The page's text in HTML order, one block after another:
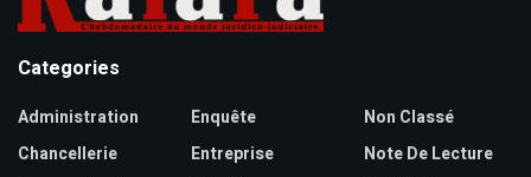
Categories
Administration
Chancellerie
Enquête
Entreprise
Non Classé
Note De Lecture